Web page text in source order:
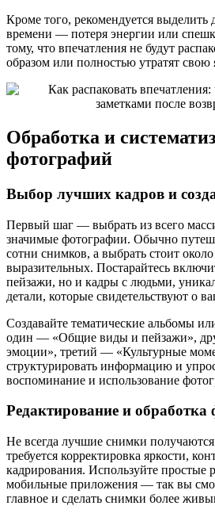
Кроме того, рекомендуется выделить
времени — потеря энергии или
тому, что впечатления не будут
образом или полностью утратят свою
Обработка и
фотографий
Выбор лучших кадров и
Первый шаг — выбрать из всего
значимые фотографии. Обычно
сотни снимков, а выбрать стоит
выразительных. Постарайтесь
пейзажи, но и кадры с людьми,
детали, которые свидетельствуют о
Создавайте тематические альбомы
один — «Общие виды и пейзажи»,
эмоции», третий — «Культурные
структурировать информацию и
воспоминание и использование
Редактирование и обработка
Не всегда лучшие снимки
требуется корректировка яркости,
кадрирования. Используйте простые
мобильные приложения — так вы
главное и сделать снимки более